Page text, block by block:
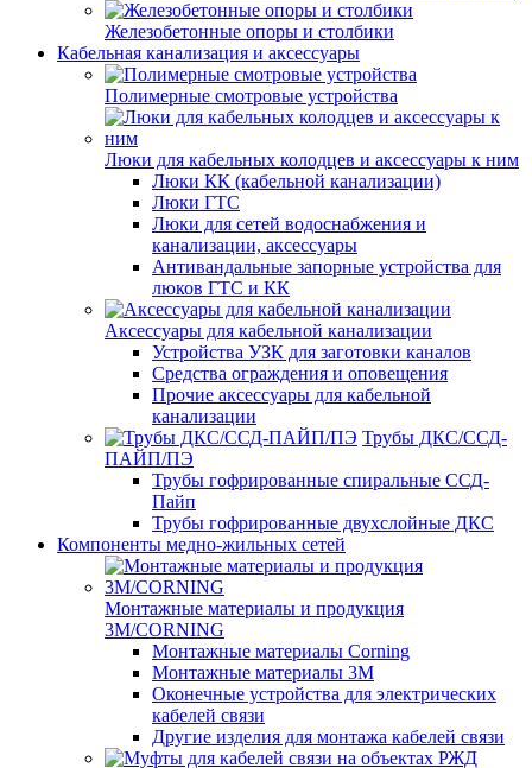
Железобетонные опоры и столбики
Кабельная канализация и аксессуары
Полимерные смотровые устройства
Люки для кабельных колодцев и аксессуары к ним
Люки КК (кабельной канализации)
Люки ГТС
Люки для сетей водоснабжения и
канализации, аксессуары
Антивандальные запорные устройства для
люков ГТС и КК
Аксессуары для кабельной канализации
Устройства УЗК для заготовки каналов
Средства ограждения и оповещения
Прочие аксессуары для кабельной
канализации
Трубы ДКС/ССД-
ПАЙП/ПЭ
Трубы гофрированные спиральные ССД-
Пайп
Трубы гофрированные двухслойные ДКС
Компоненты медно-жильных сетей
Монтажные материалы и продукция
3M/CORNING
Монтажные материалы Corning
Монтажные материалы 3M
Оконечные устройства для электрических
кабелей связи
Другие изделия для монтажа кабелей связи